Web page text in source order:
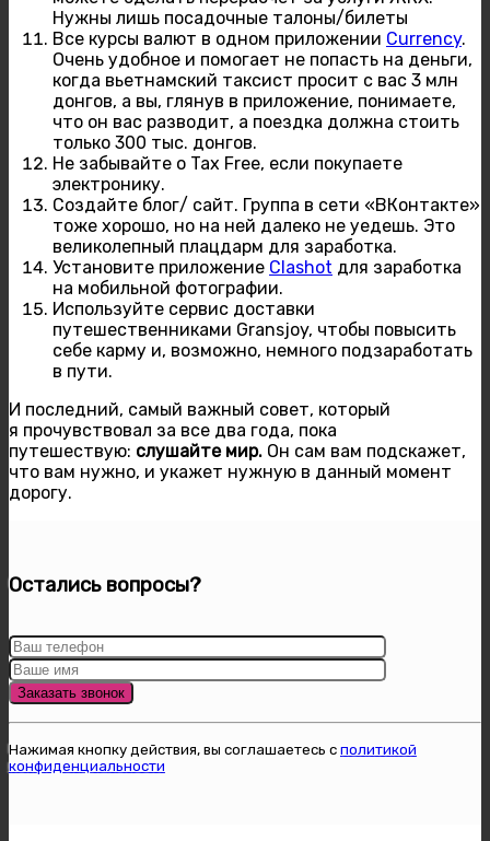
Нужны лишь посадочные талоны/билеты
Все курсы валют в одном приложении Currency.
Очень удобное и помогает не попасть на деньги,
когда вьетнамский таксист просит с вас 3 млн
донгов, а вы, глянув в приложение, понимаете,
что он вас разводит, а поездка должна стоить
только 300 тыс. донгов.
Не забывайте о Tax Free, если покупаете
электронику.
Создайте блог/ сайт. Группа в сети «ВКонтакте»
тоже хорошо, но на ней далеко не уедешь. Это
великолепный плацдарм для заработка.
Установите приложение Clashot для заработка
на мобильной фотографии.
Используйте сервис доставки
путешественниками Gransjoy, чтобы повысить
себе карму и, возможно, немного подзаработать
в пути.
И последний, самый важный совет, который
я прочувствовал за все два года, пока
путешествую: слушайте мир. Он сам вам подскажет,
что вам нужно, и укажет нужную в данный момент
дорогу.
Остались вопросы?
Нажимая кнопку действия, вы соглашаетесь с политикой
конфиденциальности